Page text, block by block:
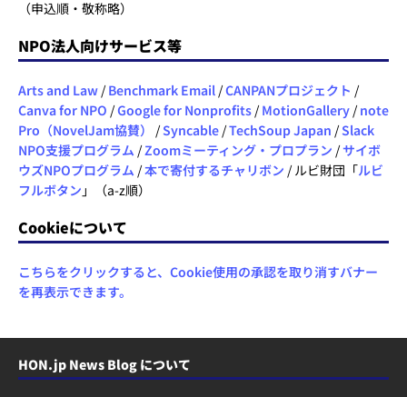
（申込順・敬称略）
NPO法人向けサービス等
Arts and Law / Benchmark Email /CANPANプロジェクト /
Canva for NPO /Google for Nonprofits / MotionGallery / note
Pro（NovelJam協賛）
/Syncable /TechSoup Japan /Slack
NPO支援プログラム /Zoomミーティング・プロプラン /サイボ
ウズNPOプログラム /本で寄付するチャリボン / ルビ財団「ルビ
フルボタン 」（a-z順）
Cookieについて
こちらをクリックすると、Cookie使用の承認を取り消すバナー
を再表示できます。
HON.jp News Blog について